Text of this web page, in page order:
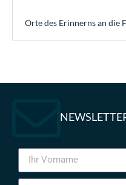
Orte des Erinnerns an die